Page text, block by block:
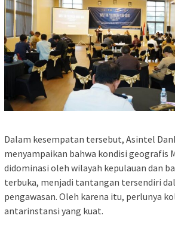
Dalam kesempatan tersebut, Asintel
menyampaikan bahwa kondisi geografis
didominasi oleh wilayah kepulauan dan
terbuka, menjadi tantangan tersendiri
pengawasan. Oleh karena itu, perlunya
antarinstansi yang kuat.